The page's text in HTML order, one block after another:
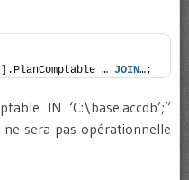
… JOIN…;
IN ‘C:\base.accdb’;”
sera pas opérationnelle